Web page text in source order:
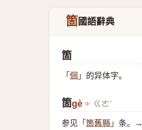
箇國語辭典
箇
「 個 」 的异体字。
箇gè ㄍㄜˋ
参见 「 箇舊縣 」 条。→